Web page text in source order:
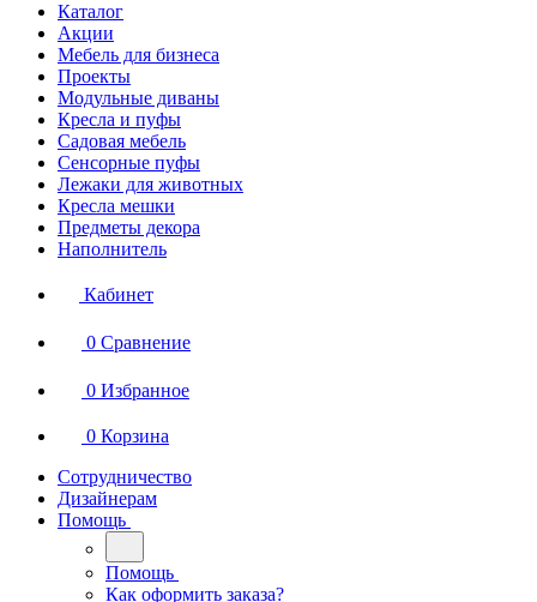
Каталог
Акции
Мебель для бизнеса
Проекты
Модульные диваны
Кресла и пуфы
Садовая мебель
Сенсорные пуфы
Лежаки для животных
Кресла мешки
Предметы декора
Наполнитель
Кабинет
0 Сравнение
0 Избранное
0 Корзина
Сотрудничество
Дизайнерам
Помощь
Помощь
Как оформить заказа?